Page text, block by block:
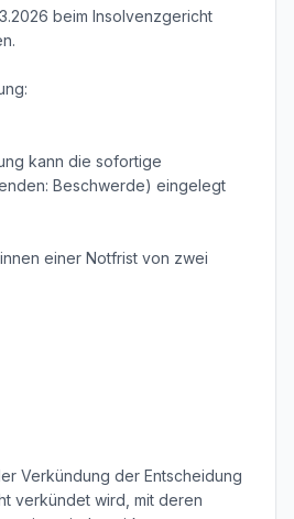
beim Insolvenzgericht
kann die sofortige
Beschwerde) eingelegt
einer Notfrist von zwei
Verkündung der Entscheidung
verkündet wird, mit deren